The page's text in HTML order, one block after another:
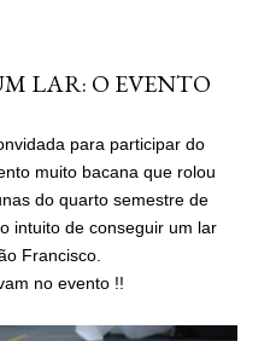
LAR: O EVENTO
para participar do
muito bacana que rolou
do quarto semestre de
intuito de conseguir um lar
Francisco.
no evento !!